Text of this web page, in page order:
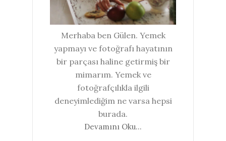
Merhaba ben Gülen. Yemek
yapmayı ve fotoğrafı hayatının
bir parçası haline getirmiş bir
mimarım. Yemek ve
fotoğrafçılıkla ilgili
deneyimlediğim ne varsa hepsi
burada.
Devamını Oku...